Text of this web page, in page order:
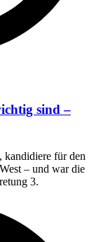
sind –
kandidiere für den
– und war die
3.